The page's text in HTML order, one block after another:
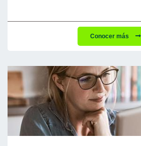
Conocer más